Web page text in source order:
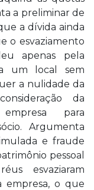
a preliminar de
a dívida ainda
o esvaziamento
apenas pela
um local sem
a nulidade da
da
para
Argumenta
e fraude
pessoal
esvaziaram
empresa, o que